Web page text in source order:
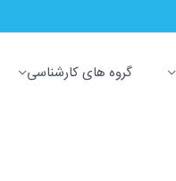
گروه های کارشناسی